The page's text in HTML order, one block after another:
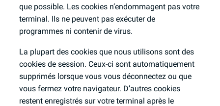
que possible. Les cookies n’endommagent pas votre
terminal. Ils ne peuvent pas exécuter de
programmes ni contenir de virus.
La plupart des cookies que nous utilisons sont des
cookies de session. Ceux-ci sont automatiquement
supprimés lorsque vous vous déconnectez ou que
vous fermez votre navigateur. D’autres cookies
restent enregistrés sur votre terminal après le